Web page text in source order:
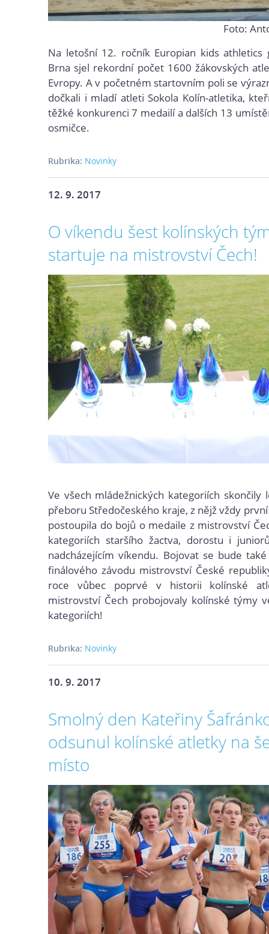
Foto:
Na letošní 12. ročník Europian kids athletics
Brna sjel rekordní počet 1600 žákovských
Evropy. A v početném startovním poli se
dočkali i mladí atleti Sokola Kolín-atletika,
těžké konkurenci 7 medailí a dalších 13
osmičce.
Rubrika: Novinky
12. 9. 2017
O víkendu šest kolínských
startuje na mistrovství Čech!
Ve všech mládežnických kategoriích skončily
přeboru Středočeského kraje, z nějž vždy
postoupila do bojů o medaile z mistrovství
kategoriích staršího žactva, dorostu i
nadcházejícím víkendu. Bojovat se bude
finálového závodu mistrovství České
roce vůbec poprvé v historii kolínské
mistrovství Čech probojovaly kolínské týmy
kategoriích!
Rubrika: Novinky
10. 9. 2017
Smolný den Kateřiny
odsunul kolínské atletky na
místo